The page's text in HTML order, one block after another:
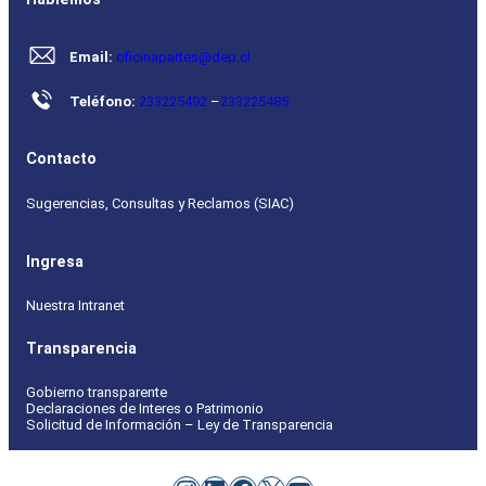
Email: oficinapartes@dep.cl
Teléfono: 233225492 –233225485
Contacto
Sugerencias, Consultas y Reclamos (SIAC)
Ingresa
Nuestra Intranet
Transparencia
Gobierno transparente
Declaraciones de Interes o Patrimonio
Solicitud de Información – Ley de Transparencia